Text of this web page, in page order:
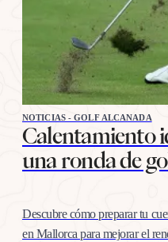
NOTICIAS - GOLF ALCANADA
Calentamiento
una ronda de
Descubre cómo preparar tu
en Mallorca para mejorar el